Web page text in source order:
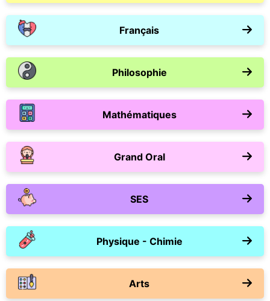
Français
Philosophie
Mathématiques
Grand Oral
SES
Physique - Chimie
Arts